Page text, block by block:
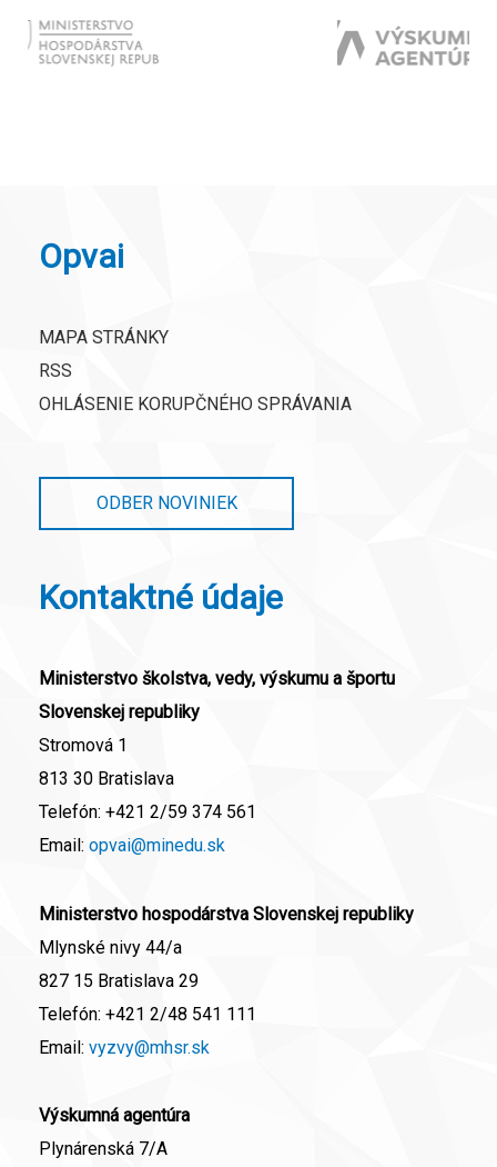
Opvai
MAPA STRÁNKY
RSS
OHLÁSENIE KORUPČNÉHO SPRÁVANIA
ODBER NOVINIEK
Kontaktné údaje
Ministerstvo školstva, vedy, výskumu a športu
Slovenskej republiky
Stromová 1
813 30 Bratislava
Telefón: +421 2/59 374 561
Email: opvai@minedu.sk
Ministerstvo hospodárstva Slovenskej republiky
Mlynské nivy 44/a
827 15 Bratislava 29
Telefón: +421 2/48 541 111
Email: vyzvy@mhsr.sk
Výskumná agentúra
Plynárenská 7/A